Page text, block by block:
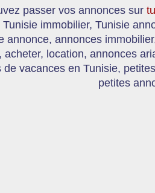
passer vos annonces sur
Tunisie immobilier, Tunisie
annonce, annonces
acheter, location, annonces
de vacances en Tunisie,
petites